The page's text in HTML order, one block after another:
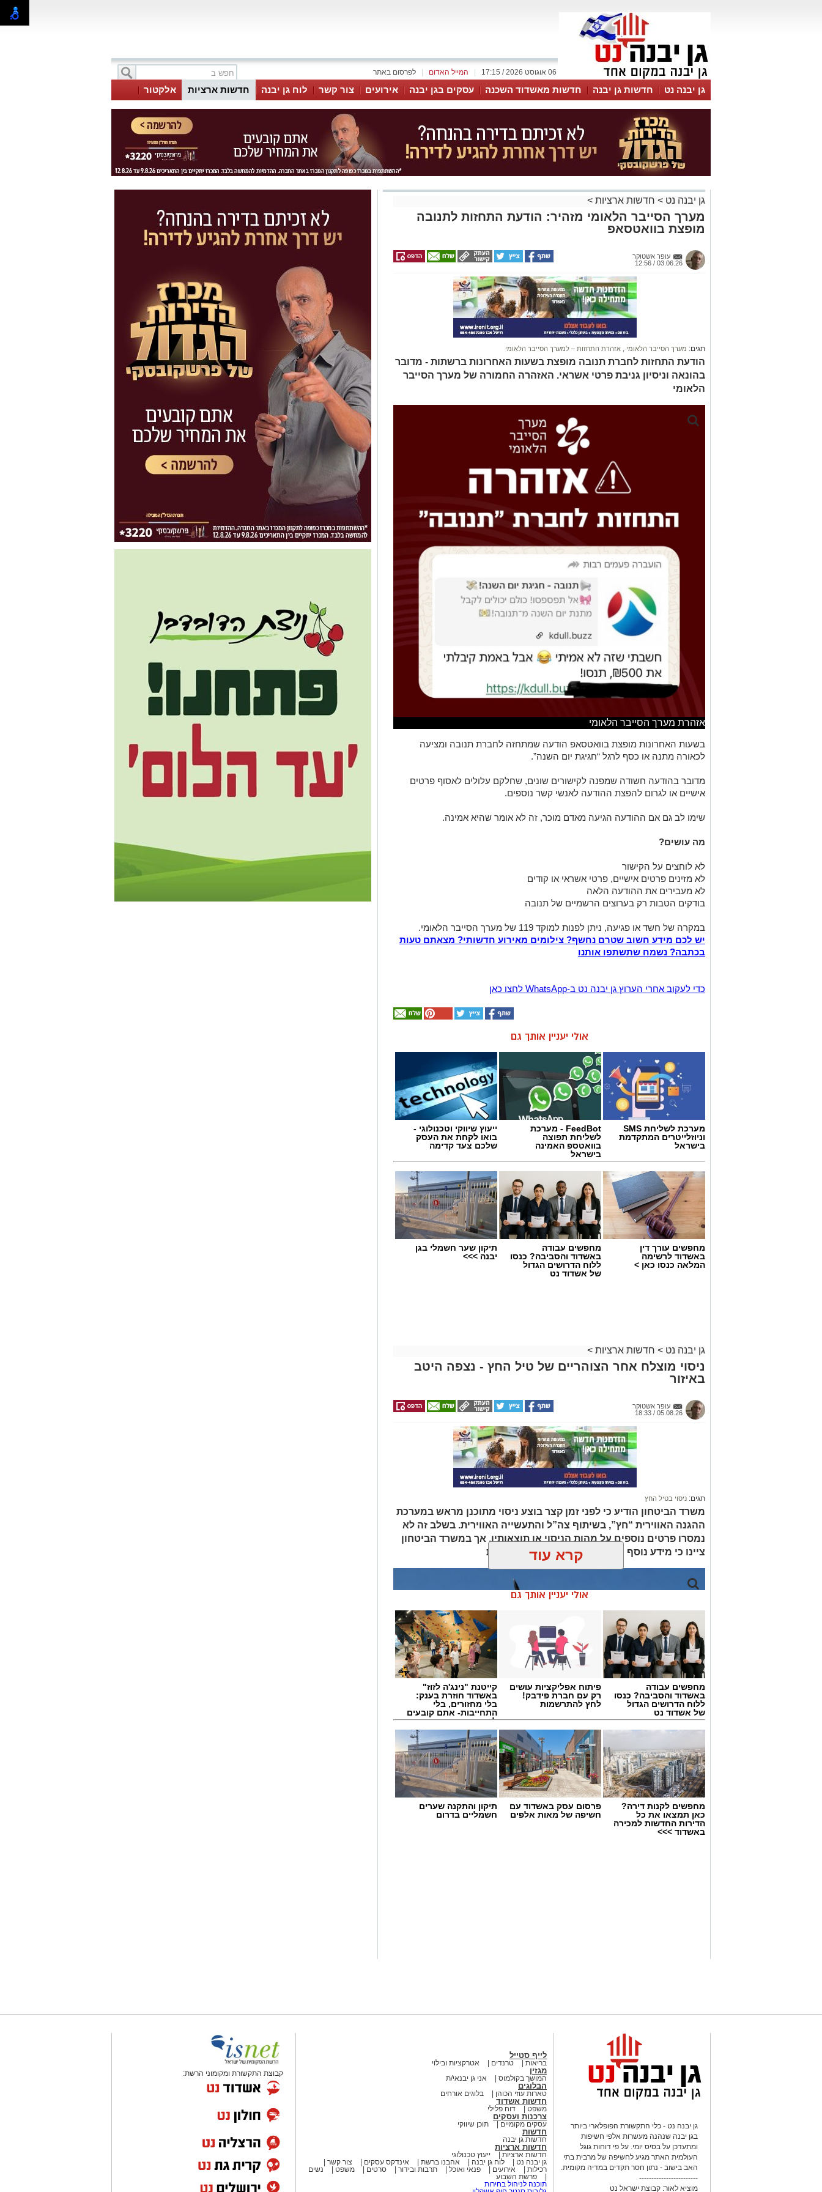
לפרסום באתר המייל האדום 06 אוגוסט 2026 / 17:15
גן יבנה נט חדשות גן יבנה חדשות מאשדוד השכנה עסקים בגן יבנה אירועים צור קשר לוח גן יבנה חדשות ארציות
אלקטור
MyKehila
גן יבנה נט > חדשות ארציות >
מערך הסייבר הלאומי מזהיר: הודעת התחזות לתנובה
מופצת בוואטסאפ
עופר אשטוקר
03.06.26 / 12:56
תגים: מערך הסייבר הלאומי אזהרת התחזות – למערך הסייבר הלאומי
הודעת התחזות לחברת תנובה מופצת בשעות האחרונות ברשתות - מדובר
בהונאה וניסיון גניבת פרטי אשראי. האזהרה החמורה של מערך הסייבר
הלאומי
אזהרת מערך הסייבר הלאומי
בשעות האחרונות מופצת בוואטסאפ הודעה שמתחזה לחברת תנובה ומציעה
לכאורה מתנה או כסף לרגל “חגיגת יום השנה”.
מדובר בהודעה חשודה שמפנה לקישורים שונים, שחלקם עלולים לאסוף פרטים
אישיים או לגרום להפצת ההודעה לאנשי קשר נוספים.
שימו לב גם אם ההודעה הגיעה מאדם מוכר, זה לא אומר שהיא אמינה.
מה עושים?
לא לוחצים על הקישור
לא מזינים פרטים אישיים, פרטי אשראי או קודים
לא מעבירים את ההודעה הלאה
בודקים הטבות רק בערוצים הרשמיים של תנובה
במקרה של חשד או פגיעה, ניתן לפנות למוקד 119 של מערך הסייבר הלאומי.
יש לכם מידע חשוב שטרם נחשף? צילומים מאירוע חדשותי? מצאתם טעות
בכתבה? נשמח שתשתפו אותנו
‏כדי לעקוב אחרי הערוץ גן יבנה נט ב-WhatsApp לחצו כאן
אולי יעניין אותך גם
מערכת לשליחת SMS
וניוזלייטרים המתקדמת
בישראל
FeedBot - מערכת
לשליחת תפוצה
בוואטספ האמינה
בישראל
ייעוץ שיווקי וטכנולוגי -
בואו לקחת את העסק
שלכם צעד קדימה
מחפשים עורך דין
באשדוד לרשימה
המלאה כנסו כאן >
מחפשים עבודה
באשדוד והסביבה? כנסו
ללוח הדרושים הגדול
של אשדוד נט
תיקון שער חשמלי בגן
יבנה >>>
גן יבנה נט > חדשות ארציות >
ניסוי מוצלח אחר הצוהריים של טיל החץ - נצפה היטב
באיזור
עופר אשטוקר
05.08.26 / 18:33
תגים: ניסוי בטיל החץ
משרד הביטחון הודיע כי לפני זמן קצר בוצע ניסוי מתוכנן מראש במערכת
ההגנה האווירית “חץ”, בשיתוף צה”ל והתעשייה האווירית. בשלב זה לא
נמסרו פרטים נוספים על מהות הניסוי או תוצאותיו, אך במשרד הביטחון
ציינו כי מידע נוסף יפורסם במהלך השעות הקרובות
אילוסטרציה ניסוי בחץ
משרד הביטחון, צה”ל והתעשייה האווירית ביצעו לפני זמן קצר ניסוי מתוכנן מראש
קרא עוד
אולי יעניין אותך גם
מחפשים עבודה
באשדוד והסביבה? כנסו
ללוח הדרושים הגדול
של אשדוד נט
פיתוח אפליקציות עושים
רק עם חברת פידבק!
לחץ להתרשמות
קייטנת "נינג'ה לזוז"
באשדוד חוזרת בענק:
בלי מחזורים, בלי
התחייבות- אתם קובעים
לכמה ואיזה ימים
להירשם!
מחפשים לקנות דירה?
כאן תמצאו את כל
הדירות החדשות למכירה
באשדוד >>>
פרסום עסק באשדוד עם
חשיפה של מאות אלפים
תיקון והתקנה שערים
חשמליים בדרום
גן יבנה נט - כלי התקשורת הפופלארי ביותר
בגן יבנה שנהנה מעשרות אלפי חשיפות
ומתעדכן על בסיס יומי. על פי דוחות גוגל
העולמית האתר מגיע לחשיפה של מרבית בתי
האב בישוב - נתון חסר תקדים במדיה מקומית.
------------------------
מוציא לאור: קבוצת ישראל נט
לייף סטייל
בריאות טרנדים אטרקציות ובילוי
מגזין
המושך בקולמוס אני גן יבנאי/ת
הבלוגים
טארות עוזי הכוהן בלוגים אורחים
חדשות אשדוד
משפט דוח פלילי
צרכנות ועסקים
עסקים מקומיים תוכן שיווקי
חדשות
חדשות גן יבנה
חדשות ארציות
חדשות ארציות
ייעוץ טכנולוגי
גן יבנה נט
לוח גן יבנה אהבנו ברשת אינדקס עסקים
צור קשר
רכילות
אירועים פנאי ואוכל תרבות ובידור סרטים משפט
נשים
פרשת השבוע
תוכנה לניהול בחירות
קבוצת התקשורת ומקומוני הרשת: